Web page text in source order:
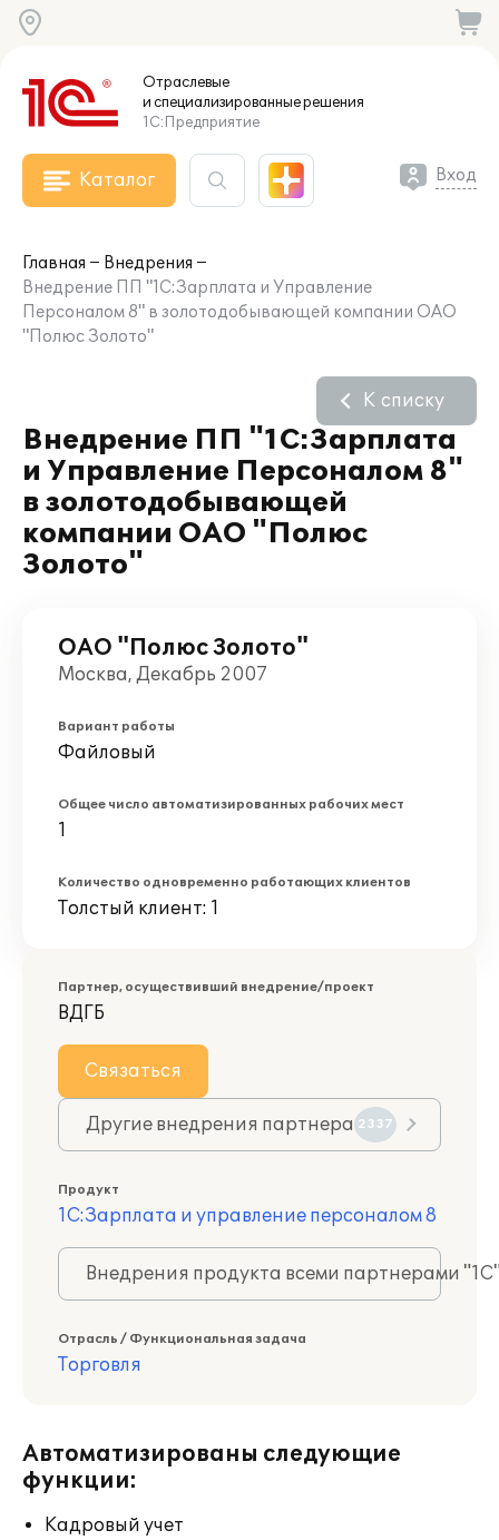
Отраслевые
и специализированныерешения
1С:Предприятие
Каталог Вход
Главная
Внедрения
Внедрение ПП "1С:Зарплата и Управление
Персоналом 8" в золотодобывающей компании ОАО
"Полюс Золото"
Внедрение ПП "1С:Зарплата
и Управление Персоналом 8"
в золотодобывающей
компании ОАО "Полюс
Золото"
К списку
ОАО "Полюс Золото"
Москва, Декабрь 2007
Вариант работы
Файловый
Общее число автоматизированных рабочих мест
1
Количество одновременно работающих клиентов
Толстый клиент: 1
Партнер, осуществивший внедрение/проект
ВДГБ
Связаться
Другие внедрения партнера 2337
Продукт
1С:Зарплата и управление персоналом 8
Внедрения продукта всеми партнерами
Отрасль / Функциональная задача
Торговля
Автоматизированы следующие
функции:
Кадровый учет